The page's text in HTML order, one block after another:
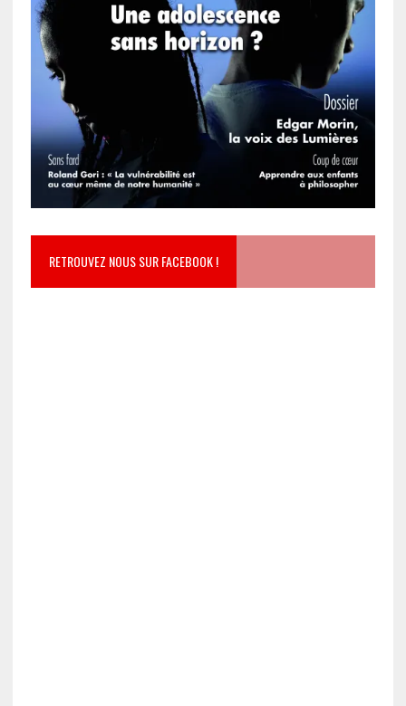
RETROUVEZ NOUS SUR FACEBOOK !